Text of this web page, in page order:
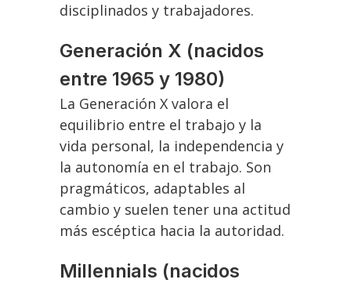
disciplinados y trabajadores.
Generación X (nacidos
entre 1965 y 1980)
La Generación X valora el
equilibrio entre el trabajo y la
vida personal, la independencia y
la autonomía en el trabajo. Son
pragmáticos, adaptables al
cambio y suelen tener una actitud
más escéptica hacia la autoridad.
Millennials (nacidos